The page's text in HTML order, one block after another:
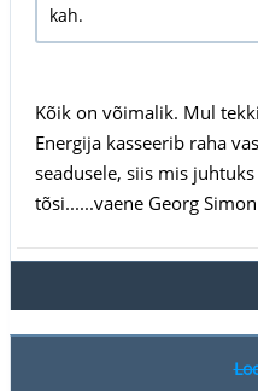
kah.
Kõik on võimalik. Mul
Energija kasseerib raha
seadusele, siis mis
tõsi......vaene Georg